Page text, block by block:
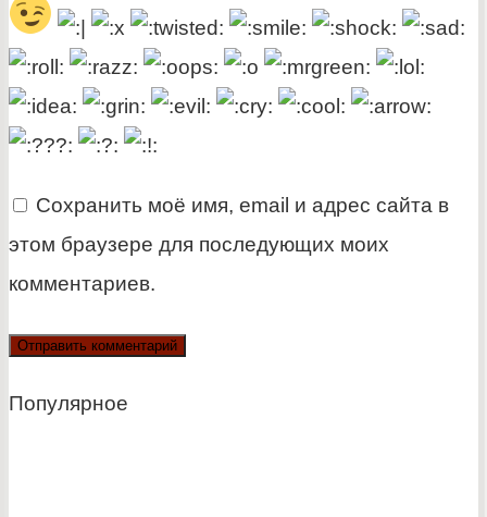
Сохранить моё имя, email и адрес сайта в
этом браузере для последующих моих
комментариев.
Популярное